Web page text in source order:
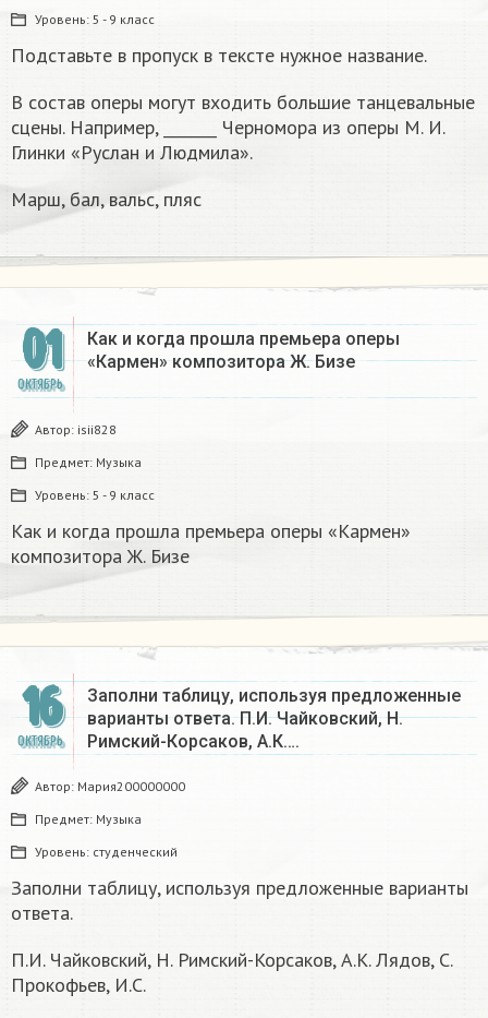
Уровень: 5 - 9 класс
Подставьте в пропуск в тексте нужное название.
В состав оперы могут входить большие танцевальные
сцены. Например, _______ Черномора из оперы М. И.
Глинки «Руслан и Людмила».
Марш, бал, вальс, пляс
01
ОКТЯБРЬ
Как и когда прошла премьера оперы
«Кармен» композитора Ж. Бизе
Автор: isii828
Предмет: Музыка
Уровень: 5 - 9 класс
Как и когда прошла премьера оперы «Кармен»
композитора Ж. Бизе
16
ОКТЯБРЬ
Заполни таблицу, используя предложенные
варианты ответа. П.И. Чайковский, Н.
Римский-Корсаков, А.К….
Автор: Мария200000000
Предмет: Музыка
Уровень: студенческий
Заполни таблицу, используя предложенные варианты
ответа.
П.И. Чайковский, Н. Римский-Корсаков, А.К. Лядов, С.
Прокофьев, И.С.